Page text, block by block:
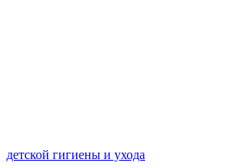
детской гигиены и ухода